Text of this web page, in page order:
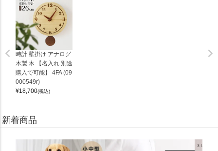
時計 壁掛け アナログ
木製 木 【名入れ 別途
購入で可能】 4FA (09
000549r)
¥18,700(税込)
新着商品